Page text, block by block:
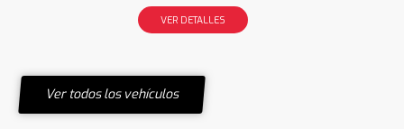
VER DETALLES
Ver todos los vehículos